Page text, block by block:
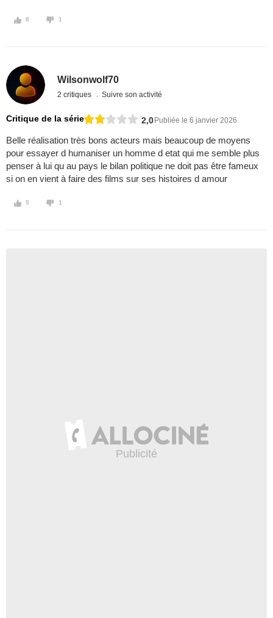
8 1
Wilsonwolf70
2 critiques Suivre son activité
Critique de la série 2,0Publiée le 6 janvier 2026
Belle réalisation très bons acteurs mais beaucoup de moyens
pour essayer d humaniser un homme d etat qui me semble plus
penser à lui qu au pays le bilan politique ne doit pas être fameux
si on en vient à faire des films sur ses histoires d amour
5 1